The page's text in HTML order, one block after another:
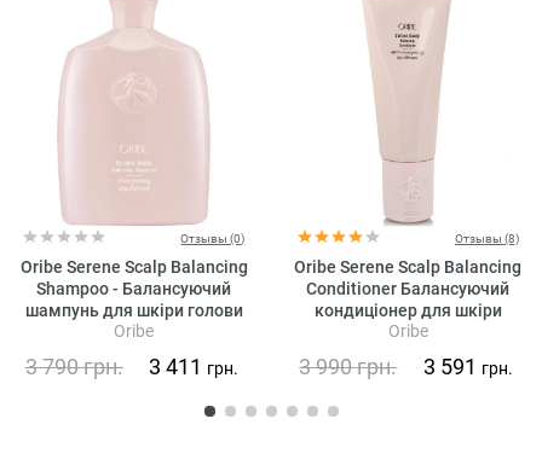
Отзывы (0)
Oribe Serene Scalp Balancing
Shampoo - Балансуючий
шампунь для шкіри голови
«Справжня гармонія»
Oribe
3 790грн. 3 411 грн.
Отзывы (8)
Oribe Serene Scalp Balancing
Conditioner Балансуючий
кондиціонер для шкіри
голови «Справжня гармонія»
Oribe
3 990грн. 3 591 грн.